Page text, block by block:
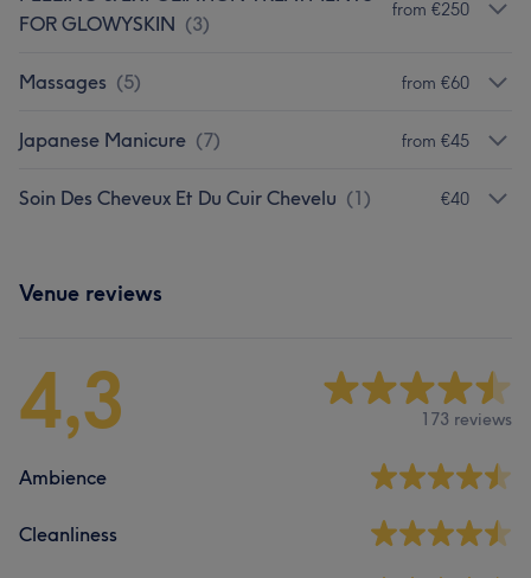
FOR GLOWYSKIN (3)
from €250
Massages (5) from €60
Japanese Manicure (7) from €45
Soin Des Cheveux Et Du Cuir Chevelu (1) €40
Venue reviews
4,3 173 reviews
Ambience
Cleanliness